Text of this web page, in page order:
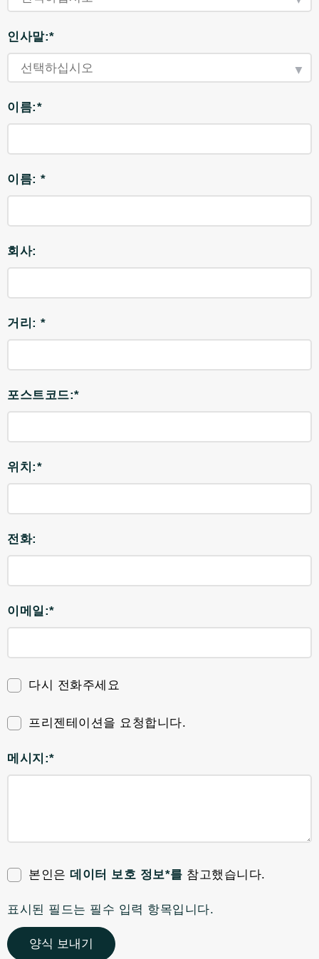
인사말:*
이름:*
이름: *
회사:
거리: *
포스트코드:*
위치:*
전화:
이메일:*
다시 전화주세요
프리젠테이션을 요청합니다.
메시지:*
본인은 데이터 보호 정보*를 참고했습니다.
표시된 필드는 필수 입력 항목입니다.
양식 보내기